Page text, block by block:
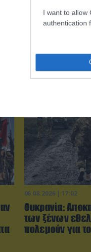
I want to allow
authentication
μαχητικά στο
06.08.2026 | 17:02
Ουκρανία:
των ξένων
πολεμούν για